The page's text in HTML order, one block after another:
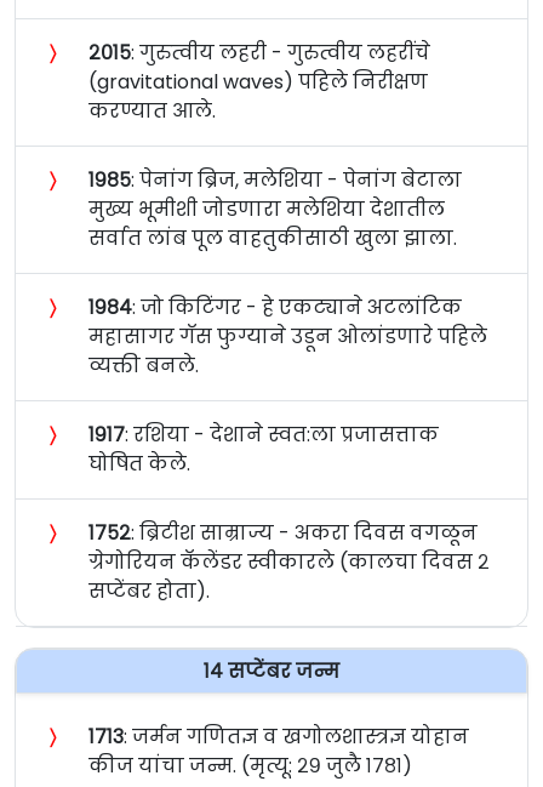
〉 २०१५: गुरुत्वीय लहरी - गुरुत्वीय लहरींचे
(gravitational waves) पहिले निरीक्षण
करण्यात आले.
〉 १९८५: पेनांग ब्रिज, मलेशिया - पेनांग बेटाला
मुख्य भूमीशी जोडणारा मलेशिया देशातील
सर्वात लांब पूल वाहतुकीसाठी खुला झाला.
〉 १९८४: जो किटिंगर - हे एकट्याने अटलांटिक
महासागर गॅस फुग्याने उडून ओलांडणारे पहिले
व्यक्ती बनले.
〉 १९१७: रशिया - देशाने स्वत:ला प्रजासत्ताक
घोषित केले.
〉 १७५२: ब्रिटीश साम्राज्य - अकरा दिवस वगळून
ग्रेगोरियन कॅलेंडर स्वीकारले (कालचा दिवस २
सप्टेंबर होता).
१४ सप्टेंबर जन्म
〉 १७१३: जर्मन गणितज्ञ व खगोलशास्त्रज्ञ योहान
कीज यांचा जन्म. (मृत्यू: २९ जुलै १७८१)